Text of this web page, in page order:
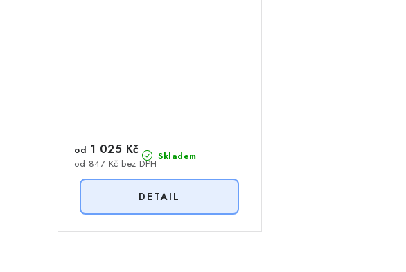
Skladem
od 847 Kč bez DPH
od 1 025 Kč